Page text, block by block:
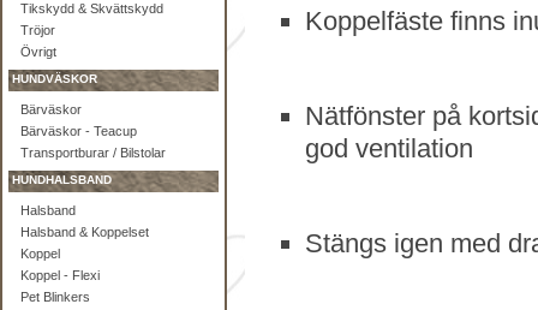
Tikskydd & Skvättskydd
Tröjor
Övrigt
HUNDVÄSKOR
Bärväskor
Bärväskor - Teacup
Transportburar / Bilstolar
HUNDHALSBAND
Halsband
Halsband & Koppelset
Koppel
Koppel - Flexi
Pet Blinkers
Koppelfäste finns
Nätfönster på
god ventilation
Stängs igen med